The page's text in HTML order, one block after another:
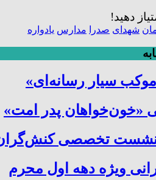
دهید!
شهدای صدرا مدارس یادواره
سیار رسانه‌ای»
«خون‌خواهان پدر امت»
نشست تخصصی کنش‌گران
ویژه دهه اول محرم